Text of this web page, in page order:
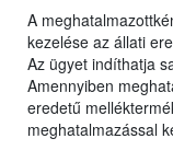
A
kezelése az állati
Az ügyet indíthatja
Amennyiben
eredetű
meghatalmazással